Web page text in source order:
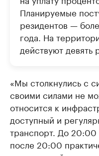
Планируемые
резидентов —
года. На
действуют девять
«Мы столкнулись с
своими силами не
относится к
доступный и
транспорт. До 20:00
после 20:00